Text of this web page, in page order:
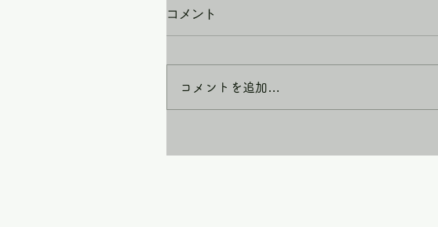
コメント
コメントを追加…